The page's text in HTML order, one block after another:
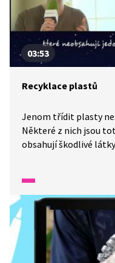
03:53
Recyklace plastů
Jenom třídit plasty
Některé z nich jsou
obsahují škodlivé